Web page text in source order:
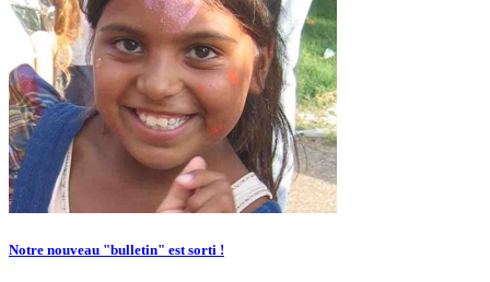
Notre nouveau "bulletin" est sorti !